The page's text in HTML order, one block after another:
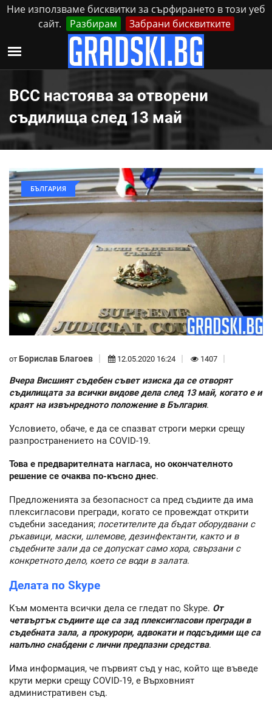
Ние използваме бисквитки за сърфирането в този уеб
сайт.
Разбирам Забрани бисквитките
Петък, 7 Август, 2026 Реклама Контакти
ВСС настоява за отворени
съдилища след 13 май
БЪЛГАРИЯ
от Борислав Благоев 12.05.2020 16:24 1407
Вчера Висшият съдебен съвет изиска да се отворят
съдилищата за всички видове дела след 13 май, когато е и
краят на извънредното положение в България.
Условието, обаче, е да се спазват строги мерки срещу
разпространението на COVID-19.
Това е предварителната нагласа, но окончателното
решение се очаква по-късно днес.
Предложенията за безопасност са пред съдиите да има
плексигласови прегради, когато се провеждат открити
съдебни заседания; посетителите да бъдат оборудвани с
ръкавици, маски, шлемове, дезинфектанти, както и в
съдебните зали да се допускат само хора, свързани с
конкретното дело, което се води в залата.
Делата по Skype
Към момента всички дела се гледат по Skype. От
четвъртък съдиите ще са зад плексигласови прегради в
съдебната зала, а прокурори, адвокати и подсъдими ще са
напълно снабдени с лични предпазни средства.
Има информация, че първият съд у нас, който ще въведе
крути мерки срещу COVID-19, е Върховният
административен съд.